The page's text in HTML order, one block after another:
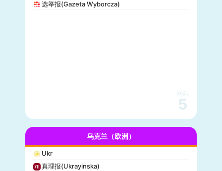
选举报(Gazeta Wyborcza)
网站
5
乌克兰（欧洲）
Ukr
真理报(Ukrayinska)